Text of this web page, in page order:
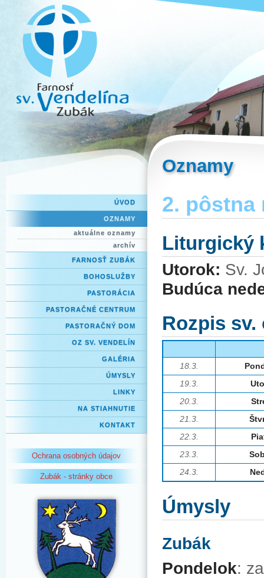
ÚVOD
OZNAMY
aktuálne oznamy
archív
FARNOSŤ ZUBÁK
BOHOSLUŽBY
PASTORÁCIA
PASTORAČNÉ CENTRUM
PASTORAČNÝ DOM
OZ SV. VENDELÍN
GALÉRIA
ÚMYSLY
LINKY
NA STIAHNUTIE
KONTAKT
Ochrana osobných údajov
Zubák - stránky obce
Oznamy
2. pôstna
Liturgický
Utorok: Sv.
Budúca
Rozpis sv.
18.3.
19.3.
20.3.
21.3.
22.3.
23.3.
24.3.
Úmysly
Zubák
Pondelok: